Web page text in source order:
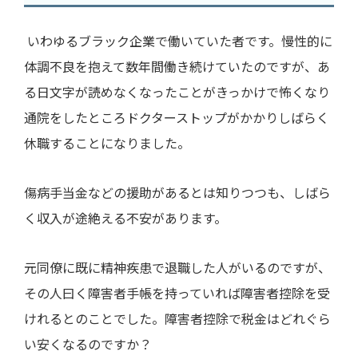
いわゆるブラック企業で働いていた者です。慢性的に
体調不良を抱えて数年間働き続けていたのですが、あ
る日文字が読めなくなったことがきっかけで怖くなり
通院をしたところドクターストップがかかりしばらく
休職することになりました。
傷病手当金などの援助があるとは知りつつも、しばら
く収入が途絶える不安があります。
元同僚に既に精神疾患で退職した人がいるのですが、
その人曰く障害者手帳を持っていれば障害者控除を受
けれるとのことでした。障害者控除で税金はどれぐら
い安くなるのですか？